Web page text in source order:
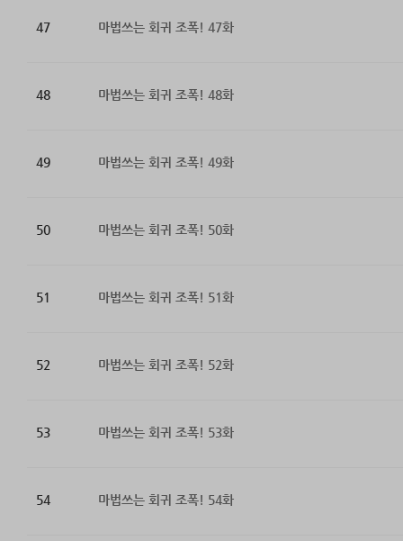
47 마법쓰는 회귀 조폭! 47화
48 마법쓰는 회귀 조폭! 48화
49 마법쓰는 회귀 조폭! 49화
50 마법쓰는 회귀 조폭! 50화
51 마법쓰는 회귀 조폭! 51화
52 마법쓰는 회귀 조폭! 52화
53 마법쓰는 회귀 조폭! 53화
54 마법쓰는 회귀 조폭! 54화